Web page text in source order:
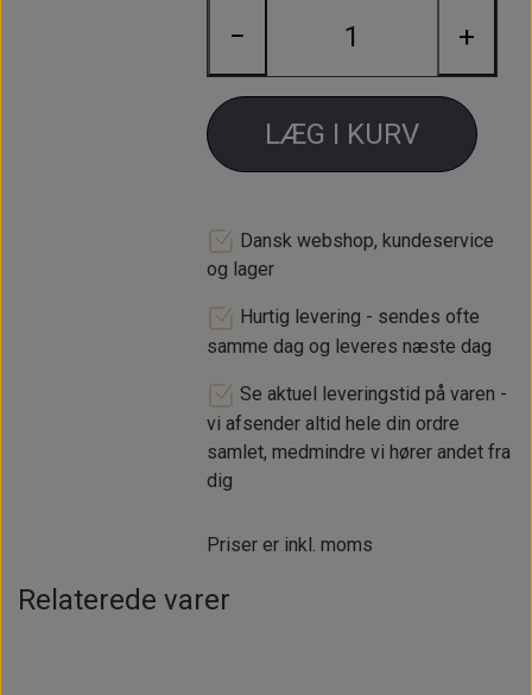
− +
LÆG I KURV
Dansk webshop, kundeservice
og lager
Hurtig levering - sendes ofte
samme dag og leveres næste dag
Se aktuel leveringstid på varen -
vi afsender altid hele din ordre
samlet, medmindre vi hører andet fra
dig
Priser er inkl. moms
Relaterede varer